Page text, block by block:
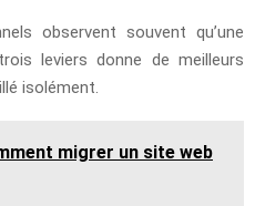
observent souvent qu’une
leviers donne de meilleurs
isolément.
migrer un site web